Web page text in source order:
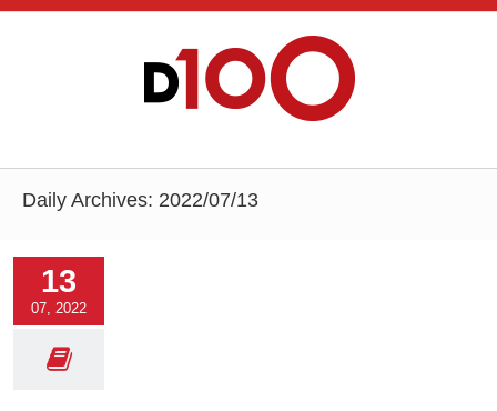
Daily Archives: 2022/07/13
13
07, 2022